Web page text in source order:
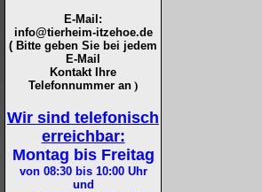
E-Mail:
info@tierheim-itzehoe.de
( Bitte geben Sie bei jedem
E-Mail
Kontakt Ihre
Telefonnummer an )
Wir sind telefonisch
erreichbar:
Montag bis Freitag
von 08:30 bis 10:00Uhr
und